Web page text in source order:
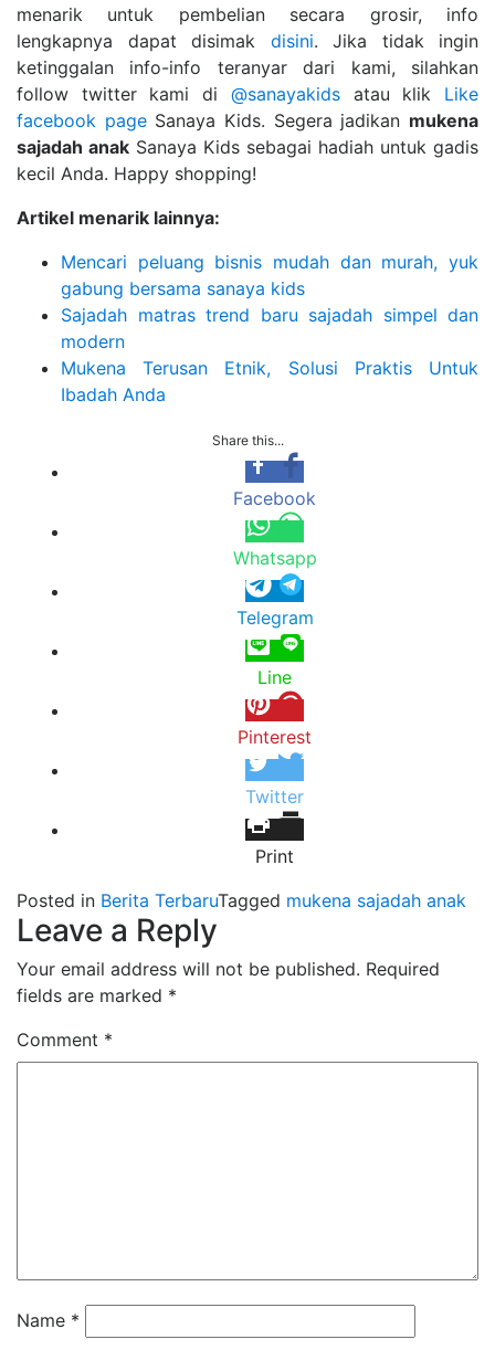
menarik untuk pembelian secara grosir, info
lengkapnya dapat disimak disini. Jika tidak ingin
ketinggalan info-info teranyar dari kami, silahkan
follow twitter kami di @sanayakidsatau klik Like
facebook pageSanaya Kids. Segera jadikan mukena
sajadah anak Sanaya Kids sebagai hadiah untuk gadis
kecil Anda. Happy shopping!
Artikel menarik lainnya:
Mencari peluang bisnis mudah dan murah, yuk
gabung bersama sanaya kids
Sajadah matras trend baru sajadah simpel dan
modern
Mukena Terusan Etnik, Solusi Praktis Untuk
Ibadah Anda
Share this...
Facebook
Whatsapp
Telegram
Line
Pinterest
Twitter
Print
Posted in Berita TerbaruTagged mukena sajadah anak
Leave a Reply
Your email address will not be published. Required
fields are marked *
Comment *
Name *